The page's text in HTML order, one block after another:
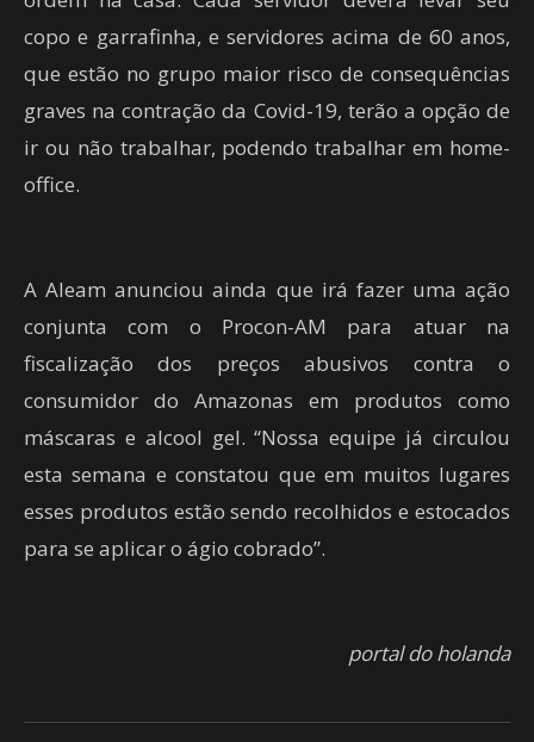
copo e garrafinha, e servidores acima de 60 anos,
que estão no grupo maior risco de consequências
graves na contração da Covid-19, terão a opção de
ir ou não trabalhar, podendo trabalhar em home-
office.
A Aleam anunciou ainda que irá fazer uma ação
conjunta com o Procon-AM para atuar na
fiscalização dos preços abusivos contra o
consumidor do Amazonas em produtos como
máscaras e alcool gel. “Nossa equipe já circulou
esta semana e constatou que em muitos lugares
esses produtos estão sendo recolhidos e estocados
para se aplicar o ágio cobrado”.
portal do holanda